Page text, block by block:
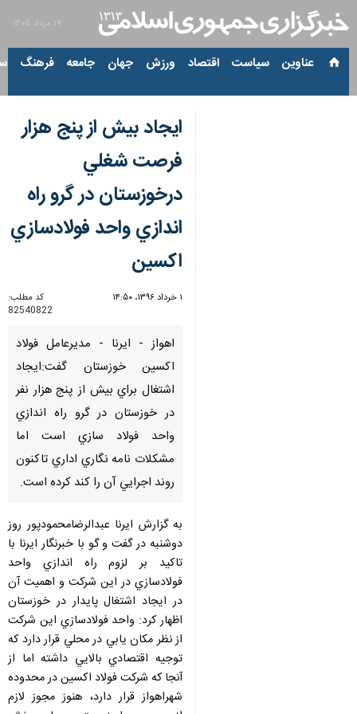
۱۷ مرداد ۱۴۰۵
عناوین‌ سیاست اقتصاد ورزش جهان جامعه فرهنگ
ايجاد بيش از پنج هزار
فرصت شغلي
درخوزستان در گرو راه
اندازي واحد فولادسازي
اكسين
۱ خرداد ۱۳۹۶، ۱۴:۵۰
کد مطلب:
82540822
اهواز - ايرنا - مديرعامل فولاد
اكسين خوزستان گفت:ايجاد
اشتغال براي بيش از پنج هزار نفر
در خوزستان در گرو راه اندازي
واحد فولاد سازي است اما
مشكلات نامه نگاري اداري تاكنون
روند اجرايي آن را كند كرده است.
به گزارش ايرنا عبدالرضامحمودپور روز
دوشنبه در گفت و گو با خبرنگار ايرنا با
تاكيد بر لزوم راه اندازي واحد
فولادسازي در اين شركت و اهميت آن
در ايجاد اشتغال پايدار در خوزستان
اظهار كرد: واحد فولادسازي اين شركت
از نظر مكان يابي در محلي قرار دارد كه
توجيه اقتصادي بالايي داشته اما از
آنجا كه شركت فولاد اكسين در محدوده
شهراهواز قرار دارد، هنوز مجوز لازم